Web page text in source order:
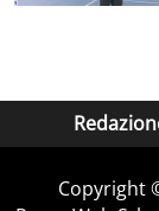
Copyright